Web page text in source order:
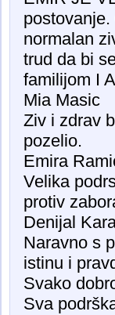
normalan
trud da bi
familijom I
Mia Masic
Ziv i zdrav
pozelio.
Emira
Velika
protiv
Denijal
Naravno s
istinu i
Svako
Sva